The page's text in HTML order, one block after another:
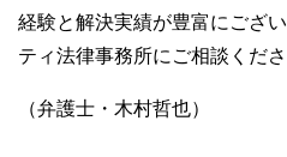
経験と解決実績が豊富にござ
ティ法律事務所にご相談くださ
（弁護士・木村哲也）